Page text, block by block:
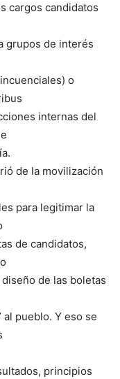
cargos candidatos
grupos de interés
o
internas del
de la movilización
para legitimar la
de candidatos,
de las boletas
pueblo. Y eso se
principios